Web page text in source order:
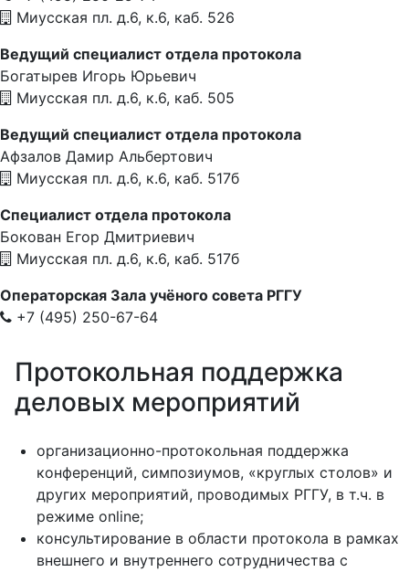
Миусская пл. д.6, к.6, каб. 526
Ведущий специалист отдела протокола
Богатырев Игорь Юрьевич
Миусская пл. д.6, к.6, каб. 505
Ведущий специалист отдела протокола
Афзалов Дамир Альбертович
Миусская пл. д.6, к.6, каб. 517б
Специалист отдела протокола
Бокован Егор Дмитриевич
Миусская пл. д.6, к.6, каб. 517б
Операторская Зала учёного совета РГГУ
+7 (495) 250-67-64
Протокольная поддержка
деловых мероприятий
организационно-протокольная поддержка
конференций, симпозиумов, «круглых столов» и
других мероприятий, проводимых РГГУ, в т.ч. в
режиме online;
консультирование в области протокола в рамках
внешнего и внутреннего сотрудничества с